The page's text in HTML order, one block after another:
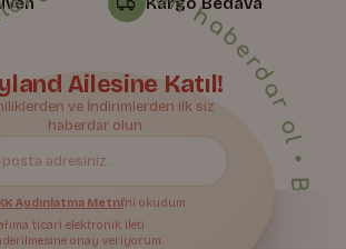
ilk sen haberdar ol • Bize Katıl • Yeniliklerden ilk sen haberdar ol • Bize Katıl • Yeniliklerden ilk sen haberdar ol • Bize Katıl • Yeniliklerden ilk sen haberdar ol • Bize Katıl • Yeniliklerden ilk sen haberdar ol • Bize Katıl • Yeniliklerden ilk sen haberdar ol • Bize Katıl • Yeniliklerden ilk sen haberdar ol • Bize Katıl • Yeniliklerden ilk sen haberdar ol • Bize Katıl • Yeniliklerden ilk sen haberdar ol • Bize Katıl • Yeniliklerden ilk sen haberdar ol • Bize Katıl • Yeniliklerden ilk sen haberdar ol • Bize Katıl • Yeniliklerden ilk sen haberdar ol •
Ailesine Katıl!
ve İndirimlerden ilk siz
haberdar olun.
Aydınlatma Metni'ni okudum.
ticari elektronik ileti
onay veriyorum.